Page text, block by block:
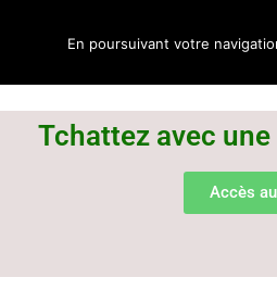
Tchattez avec
Accès
En poursuivant votre